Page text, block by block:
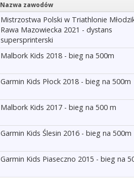
Nazwa zawodów
Mistrzostwa Polski w Triathlonie
Rawa Mazowiecka 2021 - dystans
supersprinterski
Malbork Kids 2018 - bieg na 500m
Garmin Kids Płock 2018 - bieg na 500m
Malbork Kids 2017 - bieg na 500 m
Garmin Kids Ślesin 2016 - bieg na 500m
Garmin Kids Piaseczno 2015 - bieg na